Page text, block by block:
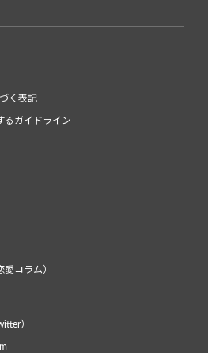
く表記
るガイドライン
コラム）
）